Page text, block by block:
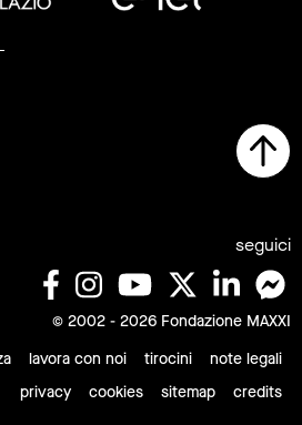
seguici
© 2002 - 2026 Fondazione MAXXI
lavora con noi tirocini
note legali
privacy
cookies sitemap credits